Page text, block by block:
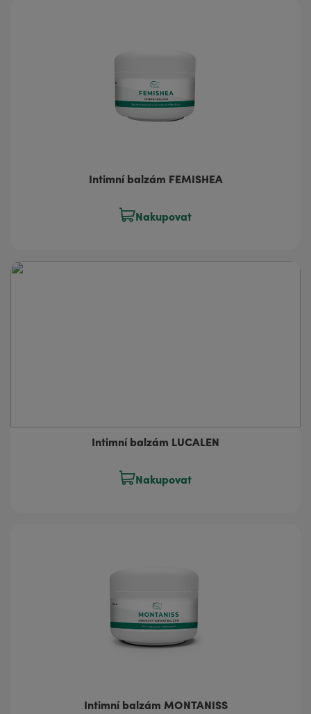
Intimní balzám FEMISHEA
Nakupovat
Intimní balzám LUCALEN
Nakupovat
Intimní balzám MONTANISS